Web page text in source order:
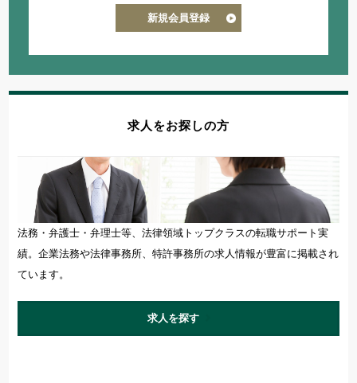
新規会員登録
求人をお探しの方
法務・弁護士・弁理士等、法律領域トップクラスの転職サポート実
績。企業法務や法律事務所、特許事務所の求人情報が豊富に掲載され
ています。
求人を探す